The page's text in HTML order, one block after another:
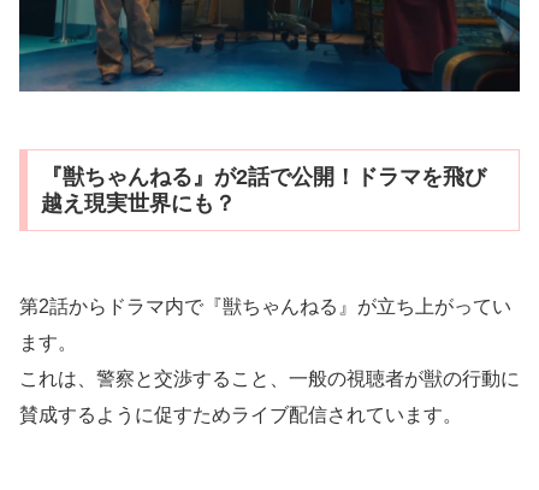
『獣ちゃんねる』が2話で公開！ドラマを飛び
越え現実世界にも？
第2話からドラマ内で『獣ちゃんねる』が立ち上がってい
ます。
これは、警察と交渉すること、一般の視聴者が獣の行動に
賛成するように促すためライブ配信されています。